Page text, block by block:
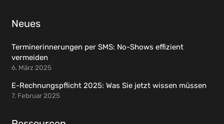
Neues
Terminerinnerungen per SMS: No-Shows effizient
vermeiden
6. März 2025
E-Rechnungspflicht 2025: Was Sie jetzt wissen müssen
7. Februar 2025